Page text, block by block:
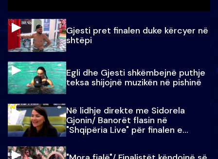
Gjesti pret finalen duke kërcyer në
shtëpi
Egli dhe Gjesti shkëmbejnë puthje
teksa shijojnë muzikën në pishinë
Në lidhje direkte me Sidorela
Gjonin/ Banorët flasin në
"Shqipëria Live" për finalen e